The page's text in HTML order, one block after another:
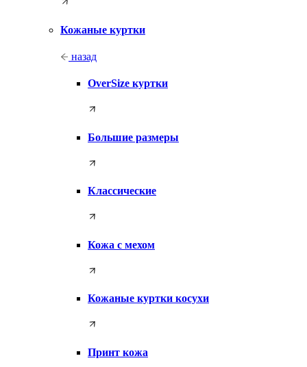
Кожаные куртки
назад
OverSize куртки
Большие размеры
Классические
Кожа с мехом
Кожаные куртки косухи
Принт кожа